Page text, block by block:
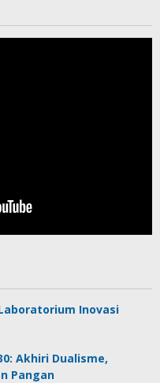
Inovasi
Akhiri Dualisme,
Pangan